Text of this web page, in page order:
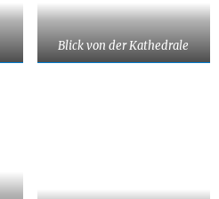
Blick von der Kathedrale